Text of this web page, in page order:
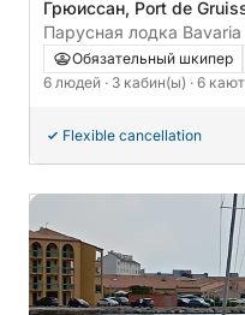
Грюиссан, Port de
Парусная лодка
Обязательный шкипер
6 людей · 3 кабин(ы) · 6
Flexible cancellation